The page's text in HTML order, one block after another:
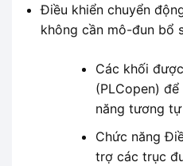
Điều khiển chuyển
không cần mô-đun bổ
Các khối
(PLCopen)
năng tương tự
Chức năng
trợ các trục